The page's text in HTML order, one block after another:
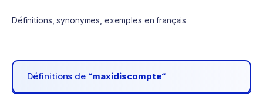
Définitions, synonymes, exemples en français
Définitions de “maxidiscompte“